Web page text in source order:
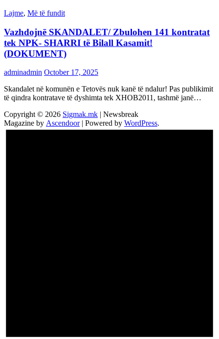
Lajme, Më të fundit
Vazhdojnē SKANDALET/ Zbulohen 141 kontratat
tek NPK- SHARRI të Bilall Kasamit!
(DOKUMENT)
adminadmin October 17, 2025
Skandalet në komunën e Tetovës nuk kanë të ndalur! Pas publikimit
të qindra kontratave të dyshimta tek XHOB2011, tashmë janë…
Copyright © 2026 Sigmak.mk | Newsbreak
Magazine by Ascendoor| Powered by WordPress.